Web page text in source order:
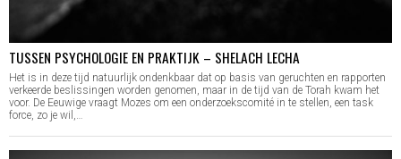
TUSSEN PSYCHOLOGIE EN PRAKTIJK – SHELACH LECHA
Het is in deze tijd natuurlijk ondenkbaar dat op basis van geruchten en rapporten
verkeerde beslissingen worden genomen, maar in de tijd van de Torah kwam het
voor. De Eeuwige vraagt Mozes om een onderzoekscomité in te stellen, een task
force, zo je wil,…